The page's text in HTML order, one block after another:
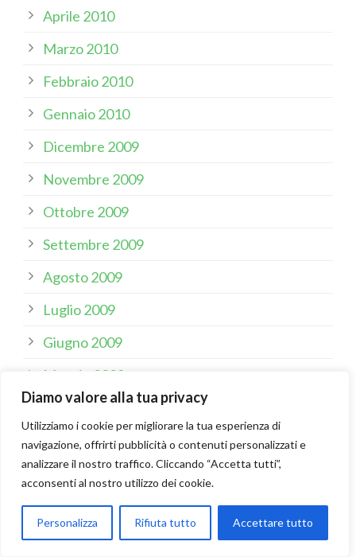
Diamo valore alla tua privacy
Utilizziamo i cookie per migliorare la tua esperienza di
navigazione, offrirti pubblicità o contenuti personalizzati e
analizzare il nostro traffico. Cliccando “Accetta tutti”,
acconsenti al nostro utilizzo dei cookie.
Personalizza Rifiuta tutto Accettare tutto
Aprile 2010
Marzo 2010
Febbraio 2010
Gennaio 2010
Dicembre 2009
Novembre 2009
Ottobre 2009
Settembre 2009
Agosto 2009
Luglio 2009
Giugno 2009
Maggio 2009
Aprile 2009
Marzo 2009
Febbraio 2009
Gennaio 2009
Dicembre 2008